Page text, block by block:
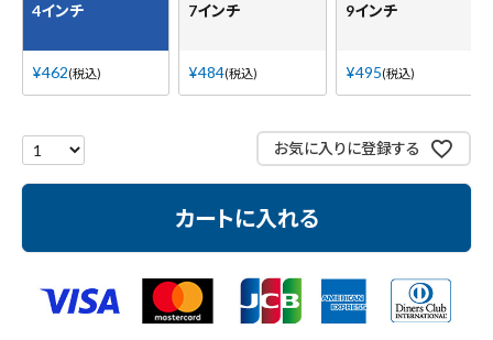
現場安全・運搬
金物・現場資材
ガイドライン
4インチ
¥462 税込
7インチ
¥484 税込
9インチ
¥495 税込
お気に入りに登録する
カートに入れる